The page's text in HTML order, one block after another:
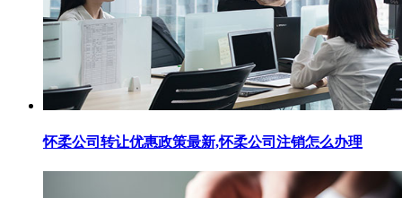
怀柔公司转让优惠政策最新,怀柔公司注销怎么办理